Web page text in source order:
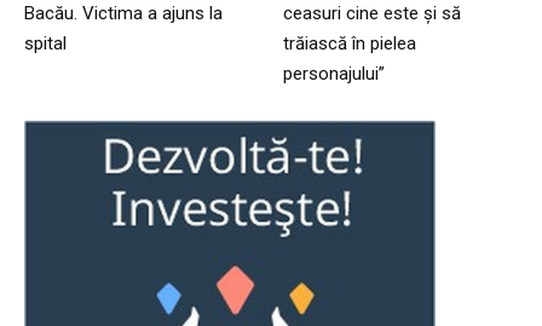
Bacău. Victima a ajuns la
spital
ceasuri cine este și să
trăiască în pielea
personajului”